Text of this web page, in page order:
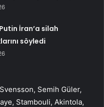
İran’a silah
söyledi
Semih Güler,
Stambouli, Akintola,